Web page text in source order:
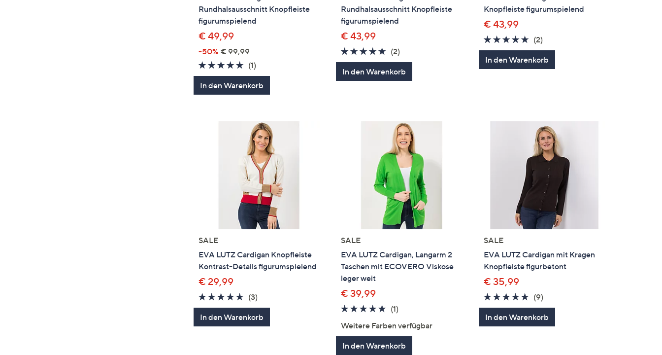
Rundhalsausschnitt Knopfleiste
figurumspielend
€ 49,99
-50% € 99,99
5.0
von
5
(1)1
Bewertungen
In den Warenkorb
Rundhalsausschnitt Knopfleiste
figurumspielend
€ 43,99
5.0
von
5
(2)
Bewertungen
In den Warenkorb
Knopfleiste figurumspielend
€ 43,99
5.0
von
5
(2)
Bewertungen
In den Warenkorb
SALE
EVA LUTZ Cardigan Knopfleiste
Kontrast-Details figurumspielend
€ 29,99
5.0
von
5
(3)3
Bewertungen
In den Warenkorb
SALE
EVA LUTZ Cardigan, Langarm 2
Taschen mit ECOVERO Viskose
leger weit
€ 39,99
5.0
(1)
Weitere Farben verfügbar
In den Warenkorb
SALE
EVA LUTZ Cardigan mit Kragen
Knopfleiste figurbetont
€ 35,99
4.9
von
5
(9)
Bewertungen
In den Warenkorb